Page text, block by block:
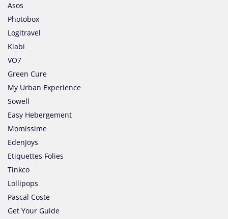
Asos
Photobox
Logitravel
Kiabi
VO7
Green Cure
My Urban Experience
Sowell
Easy Hebergement
Momissime
EdenJoys
Etiquettes Folies
Tinkco
Lollipops
Pascal Coste
Get Your Guide